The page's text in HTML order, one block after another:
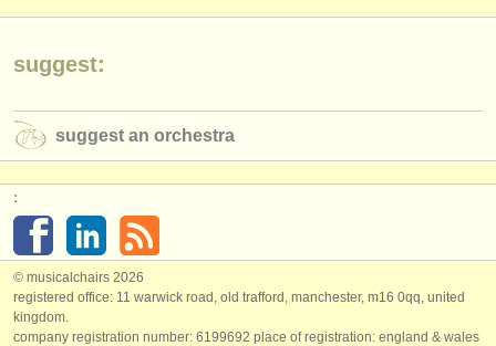
suggest:
suggest an orchestra
:
© musicalchairs 2026
registered office: 11 warwick road, old trafford, manchester, m16 0qq, united
kingdom.
company registration number: ​6199692 place of registration: england & wales